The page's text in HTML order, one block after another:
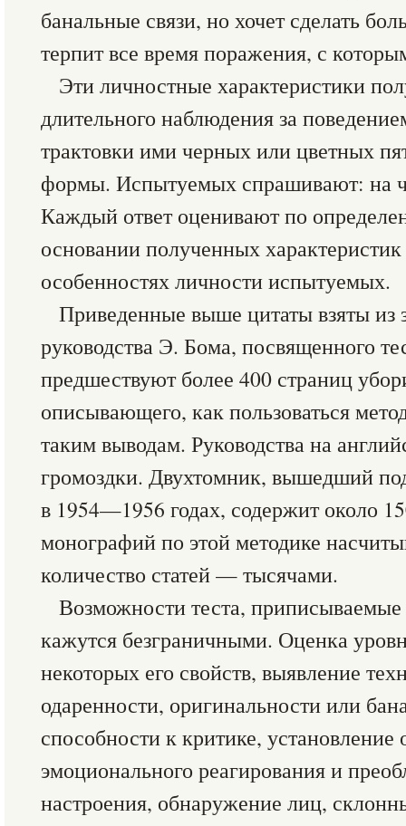
банальные связи, но хочет сделать
терпит все время поражения, с
Эти личностные характеристики
длительного наблюдения за
трактовки ими черных или цветных
формы. Испытуемых спрашивают: на
Каждый ответ оценивают по
основании полученных
особенностях личности испытуемых.
Приведенные выше цитаты взяты из
руководства Э. Бома, посвященного
предшествуют более 400 страниц
описывающего, как пользоваться
таким выводам. Руководства на
громоздки. Двухтомник, вышедший
в 1954—1956 годах, содержит около
монографий по этой методике
количество статей — тысячами.
Возможности теста, приписываемые
кажутся безграничными. Оценка
некоторых его свойств, выявление
одаренности, оригинальности или
способности к критике, установление
эмоционального реагирования и
настроения, обнаружение лиц,